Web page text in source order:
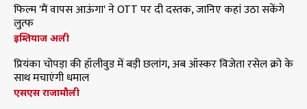
फिल्म 'मैं वापस आऊंगा' ने OTT पर दी दस्तक, जानिए कहां उठा सकेंगे
लुत्फ
इम्तियाज अली
प्रियंका चोपड़ा की हॉलीवुड में बड़ी छलांग, अब ऑस्कर विजेता रसेल क्रो के
साथ मचाएंगी धमाल
एसएस राजामौली